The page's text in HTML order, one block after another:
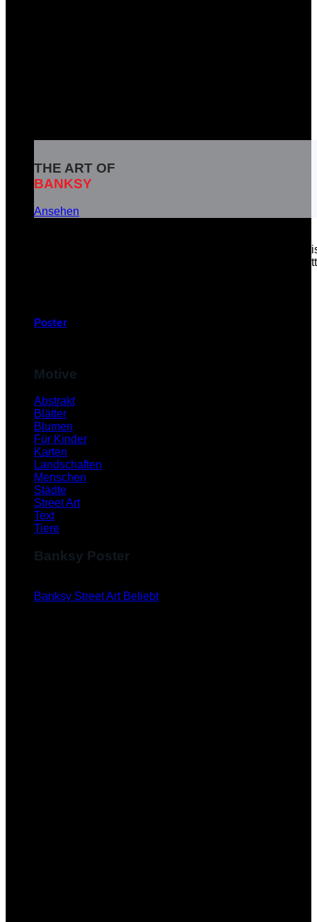
THE ART OF
BANKSY
Ansehen
Banksy ist das Pseudonym eines weltbekannten
soziale Botschaften in seinen Kunstwerken zu
Poster
Motive
Abstrakt
Blätter
Blumen
Für Kinder
Karten
Landschaften
Menschen
Städte
Street Art
Text
Tiere
Banksy Poster
Banksy Street Art